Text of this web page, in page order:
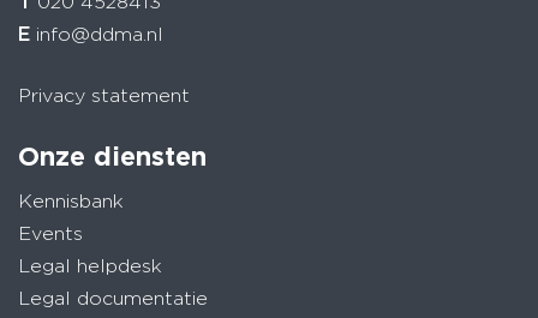
E info@ddma.nl
Privacy statement
Onze diensten
Kennisbank
Events
Legal helpdesk
Legal documentatie